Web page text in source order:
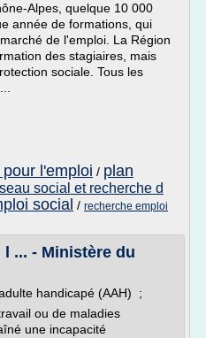
Alpes, quelque 10 000
année de formations, qui
de l'emploi. La Région
des stagiaires, mais
sociale. Tous les
l'emploi / plan
social et recherche d
social / recherche emploi
... - Ministère du
handicapé (AAH) ;
ou de maladies
une incapacité